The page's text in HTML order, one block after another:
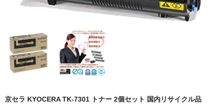
富士通
シャープ
パナソニック
京セラ KYOCERA TK-7301 トナー 2個セット 国内リサイクル品